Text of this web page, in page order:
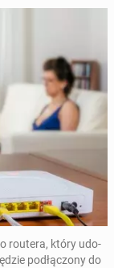
routera, który udo­
pod­łą­czo­ny do